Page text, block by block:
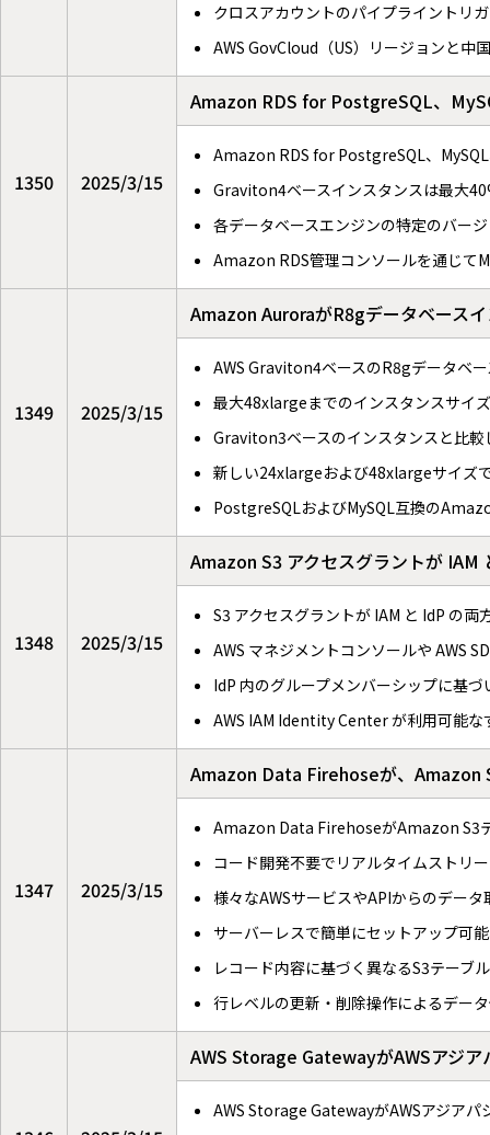
クロスアカウントのパイプライントリ
AWS GovCloud（US）リージョンと中
1350 2025/3/15
Amazon RDS for PostgreSQL、
Amazon RDS for PostgreSQL、
Graviton4ベースインスタンスは最大
各データベースエンジンの特定のバー
Amazon RDS管理コンソールを通じて
1349 2025/3/15
Amazon AuroraがR8gデータベース
AWS Graviton4ベースのR8gデータベ
最大48xlargeまでのインスタンスサイ
Graviton3ベースのインスタンスと比
新しい24xlargeおよび48xlargeサイズ
PostgreSQLおよびMySQL互換の
1348 2025/3/15
Amazon S3 アクセスグラントが IAM
S3 アクセスグラントが IAM と IdP の
AWS マネジメントコンソールや AWS
IdP 内のグループメンバーシップに基
AWS IAM Identity Center が利用可能な
1347 2025/3/15
Amazon Data Firehoseが、Amazon
Amazon Data FirehoseがAmazon S3
コード開発不要でリアルタイムストリ
様々なAWSサービスやAPIからのデー
サーバーレスで簡単にセットアップ可
レコード内容に基づく異なるS3テーブ
行レベルの更新・削除操作によるデー
AWS Storage GatewayがAWSアジ
AWS Storage GatewayがAWSアジア